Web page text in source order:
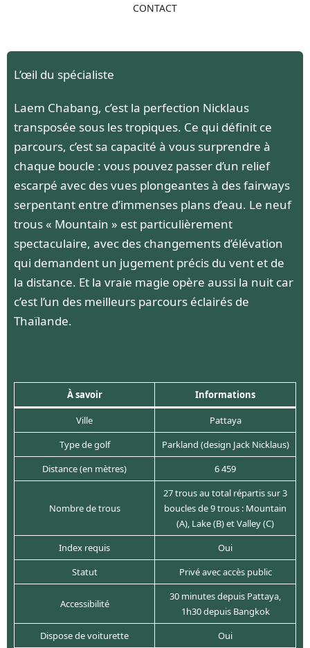
CONTACT
L’œil du spécialiste
Laem Chabang, c’est la perfection Nicklaus
transposée sous les tropiques. Ce qui définit ce
parcours, c’est sa capacité à vous surprendre à
chaque boucle : vous pouvez passer d’un relief
escarpé avec des vues plongeantes à des fairways
serpentant entre d’immenses plans d’eau. Le neuf
trous « Mountain » est particulièrement
spectaculaire, avec des changements d’élévation
qui demandent un jugement précis du vent et de
la distance. Et la vraie magie opère aussi la nuit car
c’est l’un des meilleurs parcours éclairés de
Thaïlande.
À savoir Informations
Ville
Pattaya
Type de golf
Parkland (design Jack Nicklaus)
Distance (en mètres)
6 459
Nombre de trous
27 trous au total répartis sur 3
boucles de 9 trous : Mountain
(A), Lake (B) et Valley (C)
Index requis
Oui
Statut
Privé avec accès public
Accessibilité
30 minutes depuis Pattaya,
1h30 depuis Bangkok
Dispose de voiturette
Oui